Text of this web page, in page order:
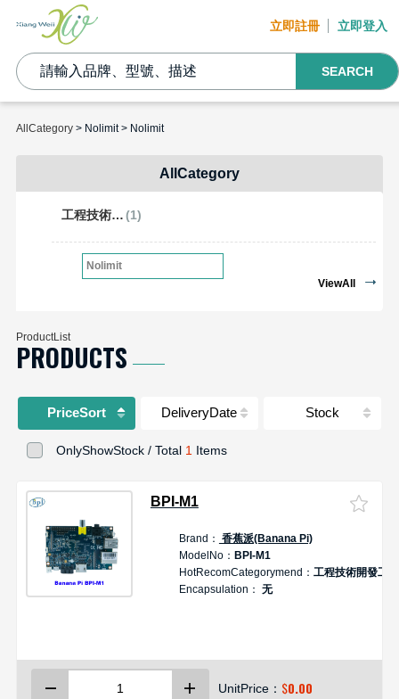
立即註冊 立即登入
SEARCH
AllCategory> Nolimit > Nolimit
AllCategory
工程技術開發工具(1)
Nolimit
ViewAll
ProductList
PRODUCTS
PriceSort DeliveryDate Stock
OnlyShowStock / Total 1 Items
BPI-M1
Brand： 香蕉派(Banana Pi)
ModelNo： BPI-M1
HotRecomCategorymend： 工程技術開發工具
Encapsulation： 无
UnitPrice： $0.00